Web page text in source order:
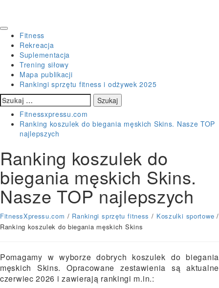
Primary
Menu
Fitness
Rekreacja
Suplementacja
Trening siłowy
Mapa publikacji
Rankingi sprzętu fitness i odżywek 2025
Szukaj:
Fitnessxpressu.com
Ranking koszulek do biegania męskich Skins. Nasze TOP
najlepszych
Ranking koszulek do
biegania męskich Skins.
Nasze TOP najlepszych
FitnessXpressu.com / Rankingi sprzętu fitness / Koszulki sportowe /
Ranking koszulek do biegania męskich Skins
Pomagamy w wyborze dobrych koszulek do biegania
męskich Skins. Opracowane zestawienia są aktualne
czerwiec 2026 i zawierają rankingi m.in.: